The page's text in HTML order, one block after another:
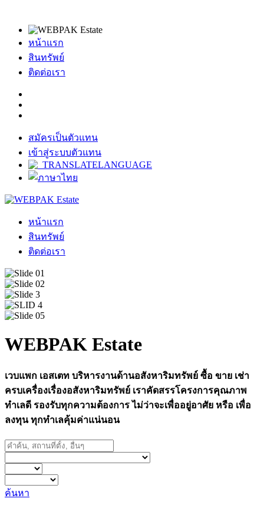
หน้าแรก
สินทรัพย์
ติดต่อเรา
สมัครเป็นตัวแทน
เข้าสู่ระบบตัวแทน
หน้าแรก
สินทรัพย์
ติดต่อเรา
WEBPAK Estate
เวบแพก เอสเตท บริหารงานด้านอสังหาริมทรัพย์ ซื้อ ขาย เช่า
ครบเครื่องเรื่องอสังหาริมทรัพย์ เราคัดสรรโครงการคุณภาพ
ทำเลดี รองรับทุกความต้องการ ไม่ว่าจะเพื่ออยู่อาศัย หรือ เพื่อ
ลงทุน ทุกทำเลคุ้มค่าแน่นอน
ค้นหา